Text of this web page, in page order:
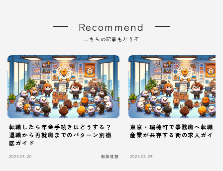
Recommend
こちらの記事もどうぞ
転職したら年金手続きはどうする？
退職から再就職までのパターン別徹
底ガイド
2025.05.20 転職情報
東京・瑞穂町で事務職へ転職！
産業が共存する街の求人ガイド
2025.05.29